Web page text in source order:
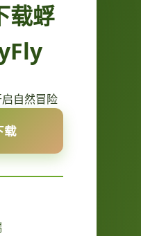
载蜉
自然冒险
载